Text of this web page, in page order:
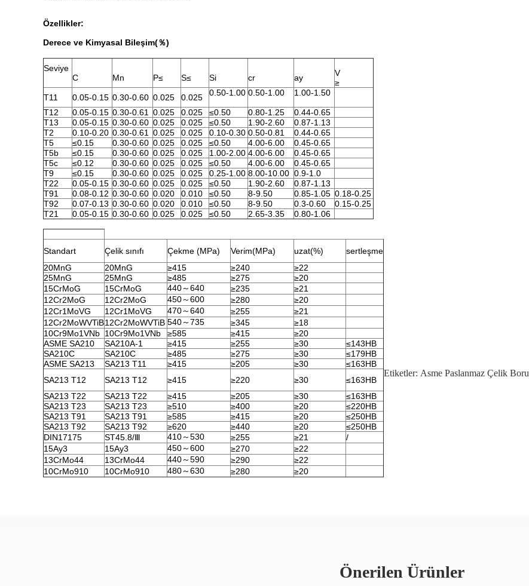
Özellikler:
Derece ve Kimyasal Bileşim(％)
Seviye
C
Mn P≤ S≤ Si cr ay
V
≥
T11
0.05-0.15 0.30-0.60 0.025 0.025 0.50-1.00 0.50-1.00 1.00-1.50
T12 0.05-0.15 0.30-0.61 0.025 0.025 ≤0.50 0.80-1.25
0.44-0.65
T13
0.05-0.15 0.30-0.60 0.025 0.025 ≤0.50 1.90-2.60
0.87-1.13
T2
0.10-0.20 0.30-0.61 0.025 0.025 0.10-0.30 0.50-0.81
0.44-0.65
T5
≤0.15 0.30-0.60 0.025 0.025 ≤0.50 4.00-6.00
0.45-0.65
T5b
≤0.15 0.30-0.60 0.025 0.025 1.00-2.00 4.00-6.00
0.45-0.65
T5c
≤0.12 0.30-0.60 0.025 0.025 ≤0.50 4.00-6.00
0.45-0.65
T9
≤0.15 0.30-0.60 0.025 0.025 0.25-1.00 8.00-10.00 0.9-1.0
T22
0.05-0.15 0.30-0.60 0.025 0.025 ≤0.50 1.90-2.60
0.87-1.13
T91
0.08-0.12 0.30-0.60 0.020 0.010 ≤0.50 8-9.50 0.85-1.05 0.18-0.25
T92
0.07-0.13 0.30-0.60 0.020 0.010 ≤0.50 8-9.50 0.3-0.60
0.15-0.25
T21
0.05-0.15 0.30-0.60 0.025 0.025 ≤0.50 2.65-3.35 0.80-1.06
Standart Çelik sınıfı Çekme (MPa) Verim(MPa) uzat(%)
sertleşme
20MnG
20MnG ≥415 ≥240
≥22
25MnG
25MnG ≥485 ≥275
≥20
15CrMoG
15CrMoG 440～640 ≥235
≥21
12Cr2MoG
12Cr2MoG 450～600 ≥280
≥20
12Cr1MoVG
12Cr1MoVG 470～640 ≥255
≥21
12Cr2MoWVTiB12Cr2MoWVTiB 540～735 ≥345
≥18
10Cr9Mo1VNb 10Cr9Mo1VNb ≥585 ≥415
≥20
ASME SA210
SA210A-1 ≥415 ≥255 ≥30
≤143HB
SA210C
SA210C ≥485 ≥275 ≥30
≤179HB
ASME SA213
SA213 T11 ≥415 ≥205 ≥30
≤163HB
SA213 T12
SA213 T12 ≥415 ≥220 ≥30
≤163HB
SA213 T22
SA213 T22 ≥415 ≥205 ≥30
≤163HB
SA213 T23
SA213 T23 ≥510 ≥400 ≥20
≤220HB
SA213 T91
SA213 T91 ≥585 ≥415 ≥20
≤250HB
SA213 T92
SA213 T92 ≥620 ≥440 ≥20
≤250HB
DIN17175
ST45.8/Ⅲ 410～530 ≥255 ≥21
/
15Ay3
15Ay3 450～600 ≥270
≥22
13CrMo44
13CrMo44 440～590 ≥290
≥22
10CrMo910
10CrMo910 480～630 ≥280 ≥20
Etiketler: Asme Paslanmaz Çelik Boru
Önerilen Ürünler